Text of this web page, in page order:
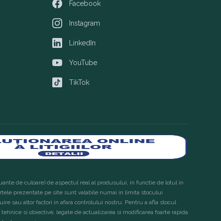
Facebook
Facebook
Instagram
Instagram
LinkedIn
LinkedIn
YouTube
YouTube
TikTok
TikTok
de culoare) de aspectul real al produsului, in functie de lotul in
prezentate pe site sunt valabile numai in limita stocului
sau altor factori in afara controlului nostru. Pentru a afla stocul
si obiective, legate de actualizarea si modificarea foarte rapida